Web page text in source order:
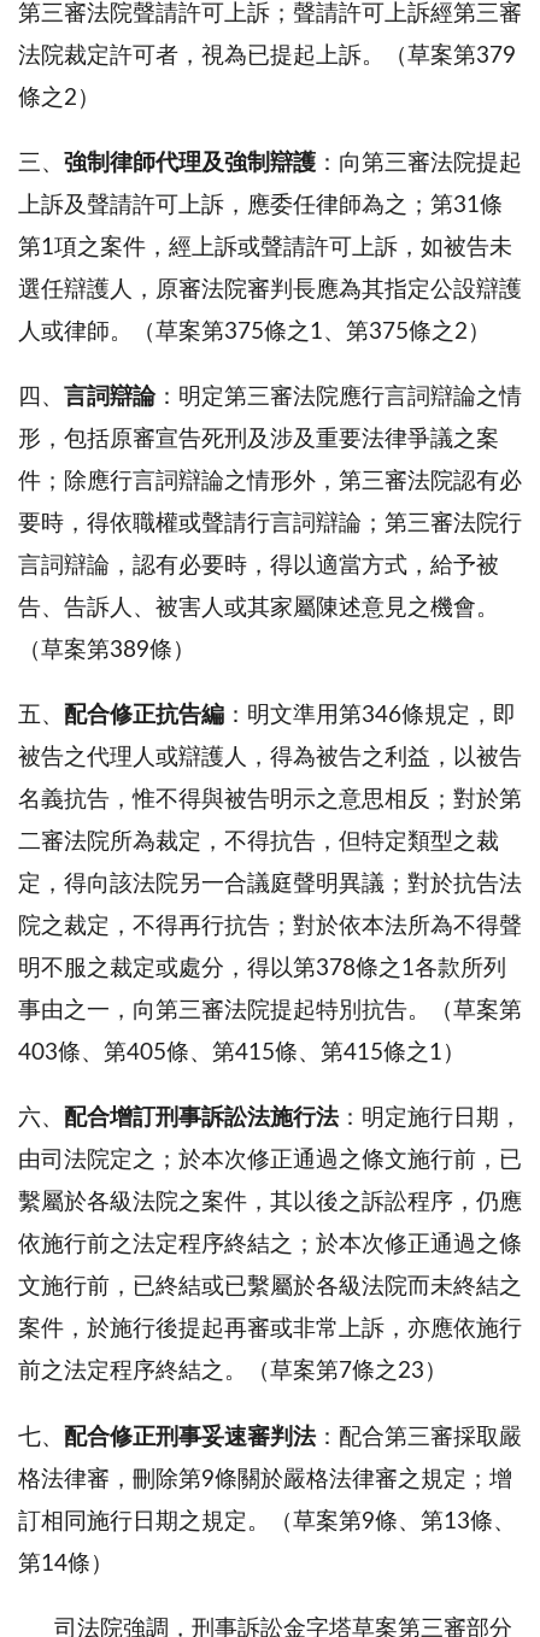
第三審法院聲請許可上訴；聲請許可上訴經第三審
法院裁定許可者，視為已提起上訴。（草案第379
條之2）
三、 強制律師代理及強制辯護 ：向第三審法院提起
上訴及聲請許可上訴，應委任律師為之；第31條
第1項之案件，經上訴或聲請許可上訴，如被告未
選任辯護人，原審法院審判長應為其指定公設辯護
人或律師。（草案第375條之1、第375條之2）
四、 言詞辯論：明定第三審法院應行言詞辯論之情
形，包括原審宣告死刑及涉及重要法律爭議之案
件；除應行言詞辯論之情形外，第三審法院認有必
要時，得依職權或聲請行言詞辯論；第三審法院行
言詞辯論，認有必要時，得以適當方式，給予被
告、告訴人、被害人或其家屬陳述意見之機會。
（草案第389條）
五、 配合修正抗告編 ：明文準用第346條規定，即
被告之代理人或辯護人，得為被告之利益，以被告
名義抗告，惟不得與被告明示之意思相反；對於第
二審法院所為裁定，不得抗告，但特定類型之裁
定，得向該法院另一合議庭聲明異議；對於抗告法
院之裁定，不得再行抗告；對於依本法所為不得聲
明不服之裁定或處分，得以第378條之1各款所列
事由之一，向第三審法院提起特別抗告。（草案第
403條、第405條、第415條、第415條之1）
六、 配合增訂刑事訴訟法施行法：明定施行日期，
由司法院定之；於本次修正通過之條文施行前，已
繫屬於各級法院之案件，其以後之訴訟程序，仍應
依施行前之法定程序終結之；於本次修正通過之條
文施行前，已終結或已繫屬於各級法院而未終結之
案件，於施行後提起再審或非常上訴，亦應依施行
前之法定程序終結之。（草案第7條之23）
七、 配合修正刑事妥速審判法：配合第三審採取嚴
格法律審，刪除第9條關於嚴格法律審之規定；增
訂相同施行日期之規定。（草案第9條、第13條、
第14條）
司法院強調，刑事訴訟金字塔草案第三審部分